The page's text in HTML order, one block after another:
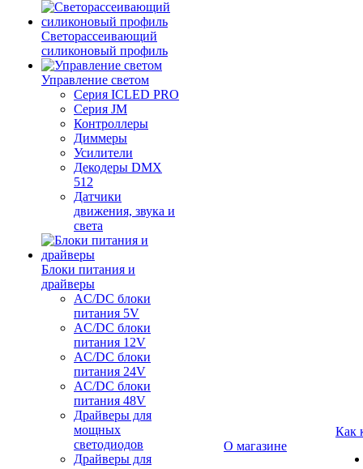
Светорассеивающий
силиконовый профиль
Управление светом
Серия ICLED PRO
Серия JM
Контроллеры
Диммеры
Усилители
Декодеры DMX
512
Датчики
движения, звука и
света
Блоки питания и
драйверы
AC/DC блоки
питания 5V
AC/DC блоки
питания 12V
AC/DC блоки
питания 24V
AC/DC блоки
питания 48V
Драйверы для
мощных
светодиодов
Драйверы для
О магазине
Как